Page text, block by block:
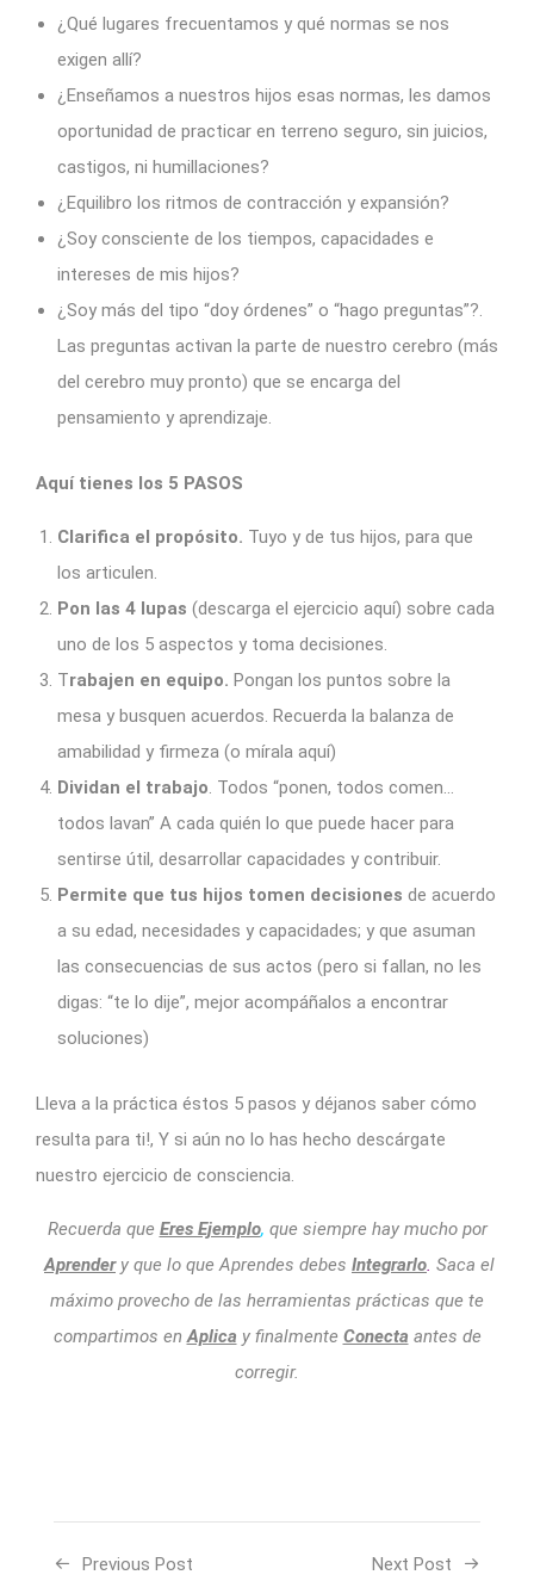
¿Qué lugares frecuentamos y qué normas se nos
exigen allí?
¿Enseñamos a nuestros hijos esas normas, les damos
oportunidad de practicar en terreno seguro, sin juicios,
castigos, ni humillaciones?
¿Equilibro los ritmos de contracción y expansión?
¿Soy consciente de los tiempos, capacidades e
intereses de mis hijos?
¿Soy más del tipo “doy órdenes” o “hago preguntas”?.
Las preguntas activan la parte de nuestro cerebro (más
del cerebro muy pronto) que se encarga del
pensamiento y aprendizaje.
Aquí tienes los 5 PASOS
Clarifica el propósito. Tuyo y de tus hijos, para que
los articulen.
Pon las 4 lupas (descarga el ejercicio aquí) sobre cada
uno de los 5 aspectos y toma decisiones.
Trabajen en equipo. Pongan los puntos sobre la
mesa y busquen acuerdos. Recuerda la balanza de
amabilidad y firmeza (o mírala aquí)
Dividan el trabajo. Todos “ponen, todos comen…
todos lavan” A cada quién lo que puede hacer para
sentirse útil, desarrollar capacidades y contribuir.
Permite que tus hijos tomen decisiones de acuerdo
a su edad, necesidades y capacidades; y que asuman
las consecuencias de sus actos (pero si fallan, no les
digas: “te lo dije”, mejor acompáñalos a encontrar
soluciones)
Lleva a la práctica éstos 5 pasos y déjanos saber cómo
resulta para ti!, Y si aún no lo has hecho descárgate
nuestro ejercicio de consciencia.
Recuerda que Eres Ejemplo, que siempre hay mucho por
Aprendery que lo que Aprendes debes Integrarlo. Saca el
máximo provecho de las herramientas prácticas que te
compartimos en Aplica y finalmente Conecta antes de
corregir.
Previous Post Next Post